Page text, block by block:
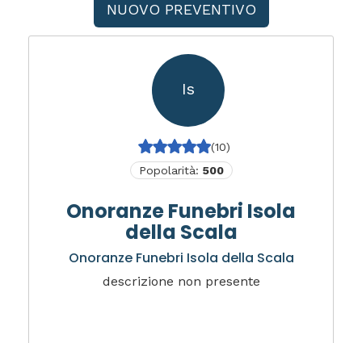
NUOVO PREVENTIVO
Is
(10)
Popolarità: 500
Onoranze Funebri Isola
della Scala
Onoranze Funebri Isola della Scala
descrizione non presente